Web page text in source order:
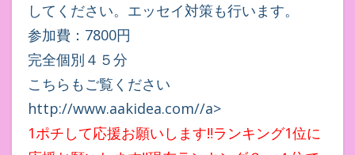
してください。エッセイ対策も行います。
参加費：7800円
完全個別４５分
こちらもご覧ください
http://www.aakidea.com//a>
1ポチして応援お願いします‼ランキング1位に